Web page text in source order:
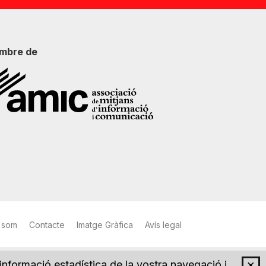
de
Contacte Imatge Gràfica Avís legal